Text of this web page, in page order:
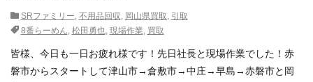
SRファミリー, 不用品回収, 岡山県買取, 引取
8番らーめん, 松田勇也, 現場作業, 買取
皆様、今日も一日お疲れ様です！先日社長と現場作業でした！赤
磐市からスタートして津山市→倉敷市→中庄→早島→赤磐市と岡